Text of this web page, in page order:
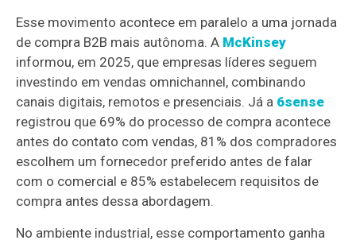
Esse movimento acontece em paralelo a uma jornada
de compra B2B mais autônoma. A McKinsey
informou, em 2025, que empresas líderes seguem
investindo em vendas omnichannel, combinando
canais digitais, remotos e presenciais. Já a 6sense
registrou que 69% do processo de compra acontece
antes do contato com vendas, 81% dos compradores
escolhem um fornecedor preferido antes de falar
com o comercial e 85% estabelecem requisitos de
compra antes dessa abordagem.
No ambiente industrial, esse comportamento ganha